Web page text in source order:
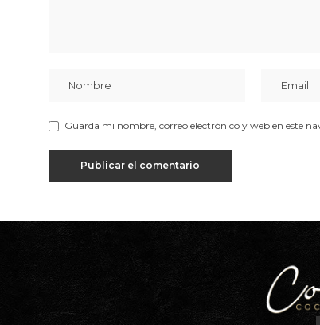
Guarda mi nombre, correo electrónico y web en este